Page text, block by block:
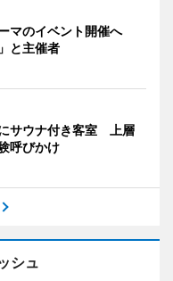
マのイベント開催へ
と主催者
サウナ付き客室 上層
呼びかけ
シュ